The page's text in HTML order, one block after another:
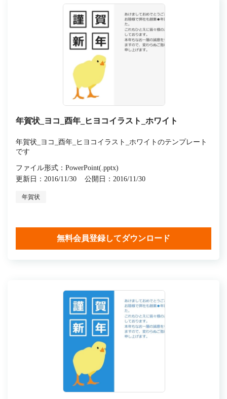
年賀状_ヨコ_酉年_ヒヨコイラスト_ホワイト
年賀状_ヨコ_酉年_ヒヨコイラスト_ホワイトのテンプレート
です
ファイル形式：PowerPoint(.pptx)
更新日：2016/11/30
公開日：2016/11/30
年賀状
無料会員登録してダウンロード